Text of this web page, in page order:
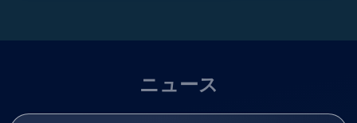
ニュース